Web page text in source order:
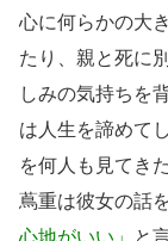
心に何らかの大
たり、親と死に
しみの気持ちを
は人生を諦めて
を何人も見てき
蔦重は彼女の話
心地がいい」
と